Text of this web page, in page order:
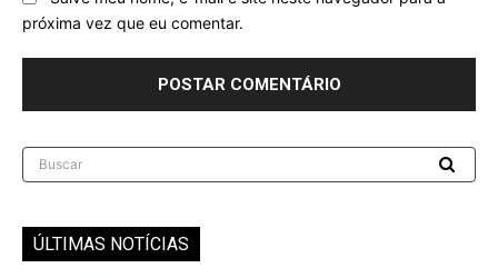
próxima vez que eu comentar.
Buscar
ÚLTIMAS NOTÍCIAS